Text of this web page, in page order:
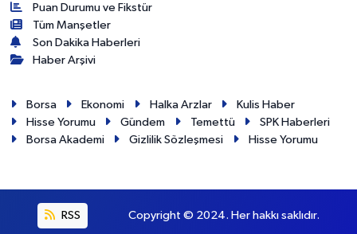
Puan Durumu ve Fikstür
Tüm Manşetler
Son Dakika Haberleri
Haber Arşivi
Borsa Ekonomi Halka Arzlar
Kulis Haber
Hisse Yorumu
Gündem Temettü
SPK Haberleri
Borsa Akademi
Gizlilik Sözleşmesi Hisse Yorumu
RSS Copyright © 2024. Her hakkı saklıdır.